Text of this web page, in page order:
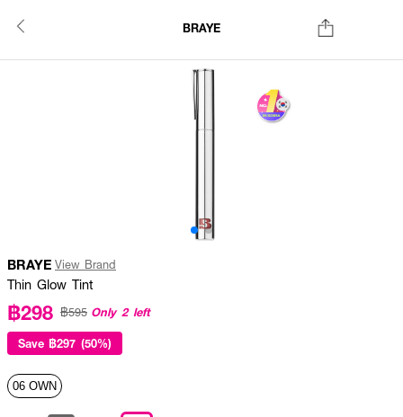
BRAYE
BRAYE View Brand
Thin Glow Tint
฿298 ฿595 Only 2 left
Save ฿297 (50%)
06 OWN